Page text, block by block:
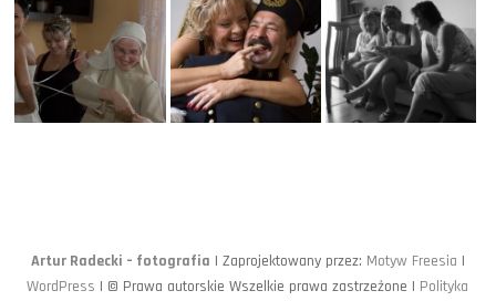
Artur Radecki – fotografia | Zaprojektowany przez: Motyw Freesia |
WordPress | © Prawa autorskie Wszelkie prawa zastrzeżone | Polityka